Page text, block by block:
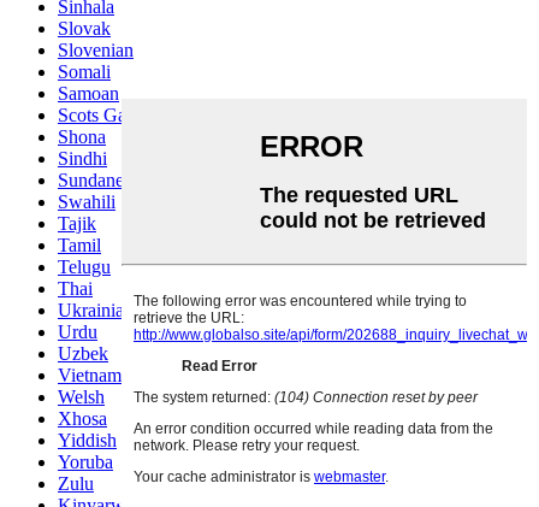
Sinhala
Slovak
Slovenian
Somali
Samoan
Scots Gaelic
Shona
Sindhi
Sundanese
Swahili
Tajik
Tamil
Telugu
Thai
Ukrainian
Urdu
Uzbek
Vietnamese
Welsh
Xhosa
Yiddish
Yoruba
Zulu